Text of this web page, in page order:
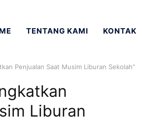
TENTANG KAMI KONTAK
Penjualan Saat Musim Liburan Sekolah”
Liburan